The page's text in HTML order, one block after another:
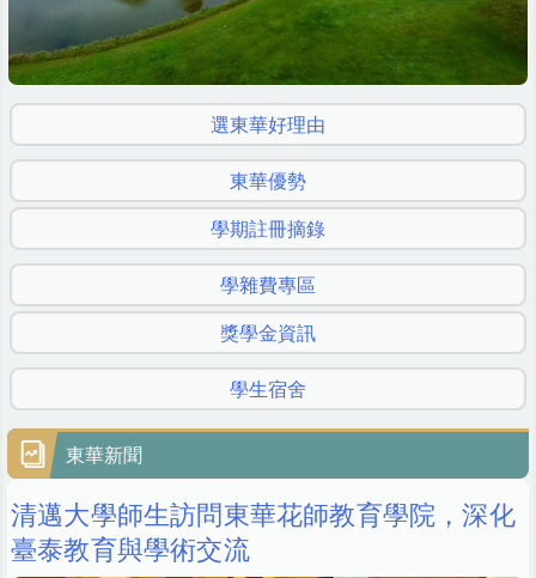
選東華好理由
東華優勢
學期註冊摘錄
學雜費專區
獎學金資訊
學生宿舍
東華新聞
清邁大學師生訪問東華花師教育學院，深化
臺泰教育與學術交流